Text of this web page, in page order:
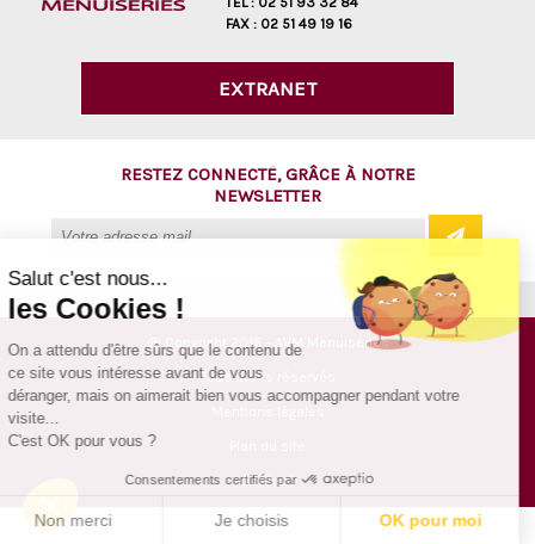
FAX : 02 51 49 19 16
EXTRANET
RESTEZ CONNECTÉ, GRÂCE À NOTRE
NEWSLETTER
@ Copyright 2016 - AVM Menuiseries
Tous droits réservés
Contact
Salut c'est nous...
les Cookies !
On a attendu d'être sûrs que le contenu de
ce site vous intéresse avant de vous
déranger, mais on aimerait bien vous accompagner pendant votre
visite...
C'est OK pour vous ?
Consentements certifiés par
Non merci Je choisis OK pour moi